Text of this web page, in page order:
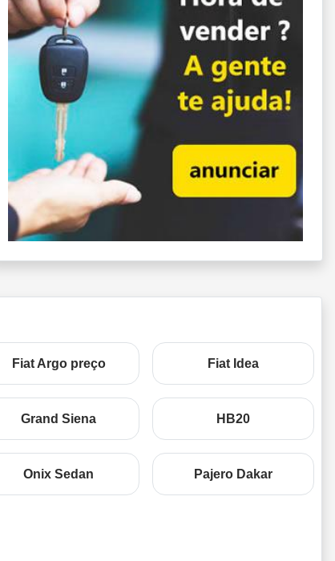
Fiat Argo preço Fiat Idea
Grand Siena HB20
Onix Sedan Pajero Dakar